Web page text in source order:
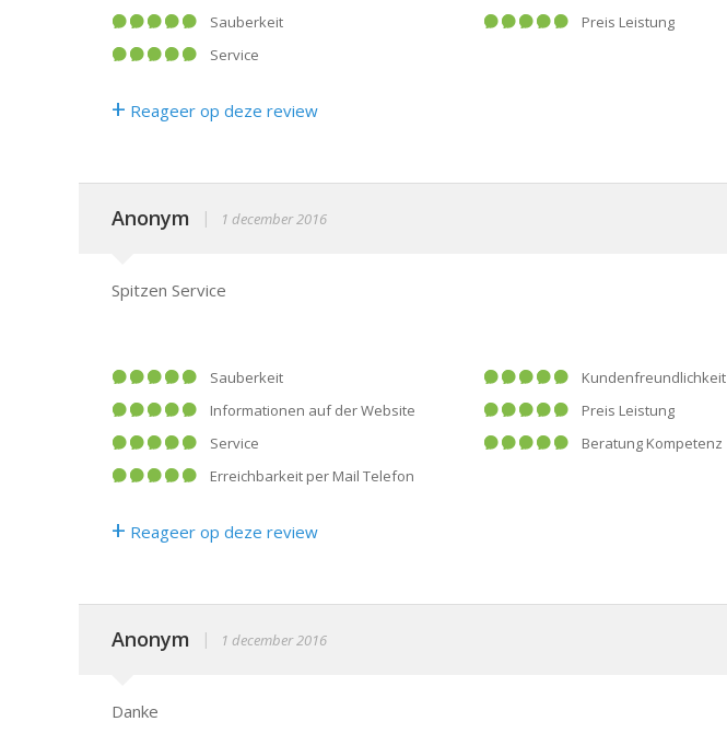
Sauberkeit
Preis Leistung
Service
+ Reageer op deze review
Anonym | 1 december 2016
Spitzen Service
Sauberkeit
Kundenfreundlichkeit
Informationen auf der Website
Preis Leistung
Service
Beratung Kompetenz
Erreichbarkeit per Mail Telefon
+ Reageer op deze review
Anonym | 1 december 2016
Danke